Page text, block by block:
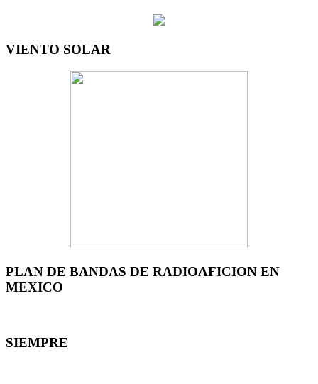
VIENTO SOLAR
PLAN DE BANDAS DE RADIOAFICION EN
MEXICO
SIEMPRE